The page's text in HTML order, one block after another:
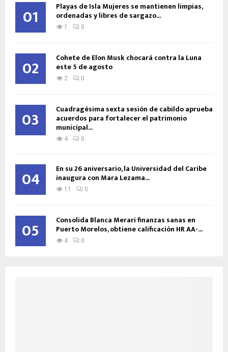
01 Playas de Isla Mujeres se mantienen limpias,
ordenadas y libres de sargazo...
1 0
02 Cohete de Elon Musk chocará contra la Luna
este 5 de agosto
2 0
03 Cuadragésima sexta sesión de cabildo aprueba
acuerdos para fortalecer el patrimonio
municipal...
4 0
04 En su 26 aniversario, la Universidad del Caribe
inaugura con Mara Lezama...
11 0
05 Consolida Blanca Merari finanzas sanas en
Puerto Morelos, obtiene calificación HR AA-...
4 0